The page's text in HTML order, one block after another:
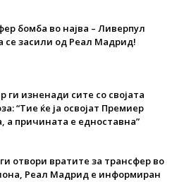
бомба во најва – Ливерпул
се засили од Реал Мадрид!
ги изненади сите со својата
“Тие ќе ја освојат Премиер
а причината е едноставна”
отвори вратите за трансфер во
Реал Мадрид е информиран